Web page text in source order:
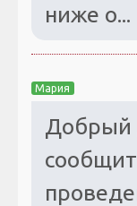
ниже о...
Мария
Добрый